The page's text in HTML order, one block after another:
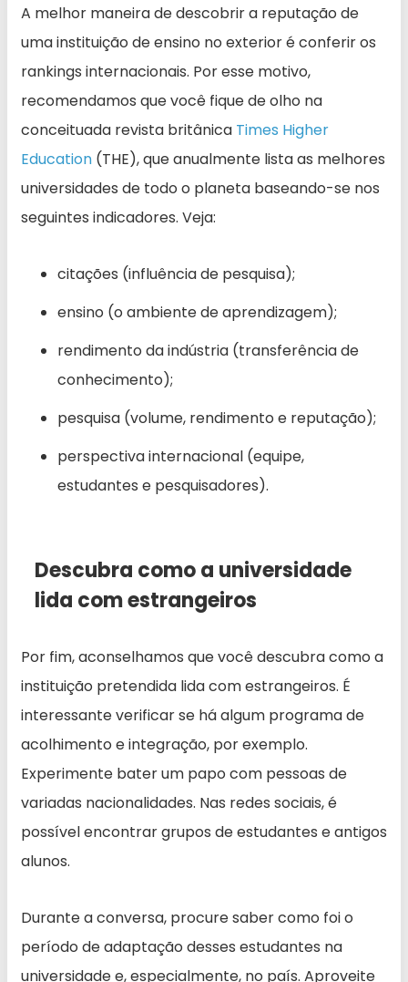
A melhor maneira de descobrir a reputação de
uma instituição de ensino no exterior é conferir os
rankings internacionais. Por esse motivo,
recomendamos que você fique de olho na
conceituada revista britânica Times Higher
Education (THE), que anualmente lista as melhores
universidades de todo o planeta baseando-se nos
seguintes indicadores. Veja:
citações (influência de pesquisa);
ensino (o ambiente de aprendizagem);
rendimento da indústria (transferência de
conhecimento);
pesquisa (volume, rendimento e reputação);
perspectiva internacional (equipe,
estudantes e pesquisadores).
Descubra como a universidade
lida com estrangeiros
Por fim, aconselhamos que você descubra como a
instituição pretendida lida com estrangeiros. É
interessante verificar se há algum programa de
acolhimento e integração, por exemplo.
Experimente bater um papo com pessoas de
variadas nacionalidades. Nas redes sociais, é
possível encontrar grupos de estudantes e antigos
alunos.
Durante a conversa, procure saber como foi o
período de adaptação desses estudantes na
universidade e, especialmente, no país. Aproveite